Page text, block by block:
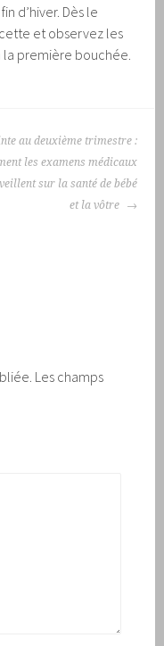
d’hiver. Dès le
et observez les
première bouchée.
au deuxième trimestre :
les examens médicaux
sur la santé de bébé
et la vôtre
Les champs